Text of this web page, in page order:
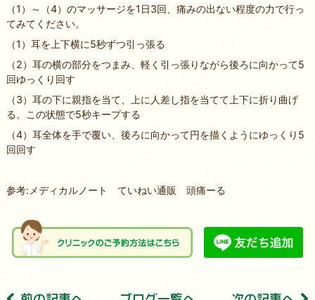
（1）～（4）のマッサージを1日3回、痛みの出ない程度の力で行っ
てみてください。
（1）耳を上下横に5秒ずつ引っ張る
（2）耳の横の部分をつまみ、軽く引っ張りながら後ろに向かって5
回ゆっくり回す
（3）耳の下に親指を当て、上に人差し指を当てて上下に折り曲げ
る。この状態で5秒キープする
（4）耳全体を手で覆い、後ろに向かって円を描くようにゆっくり5
回回す
参考:メディカルノート ていねい通販 頭痛ーる